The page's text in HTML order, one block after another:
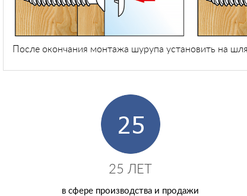
После окончания монтажа шурупа установить на
25 ЛЕТ
в сфере производства и продажи